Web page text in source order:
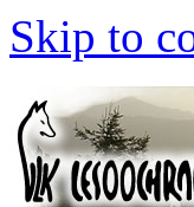
Skip to